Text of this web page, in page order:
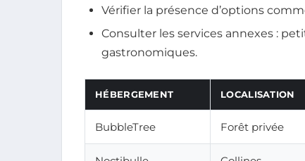
Vérifier la présence d’options
Consulter les services annexes :
gastronomiques.
HÉBERGEMENT LOCALISATION
BubbleTree Forêt privée